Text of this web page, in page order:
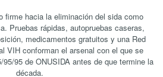
firme hacia la eliminación del sida como
Pruebas rápidas, autopruebas caseras,
medicamentos gratuitos y una Red
VIH conforman el arsenal con el que se
95 de ONUSIDA antes de que termine la
década.